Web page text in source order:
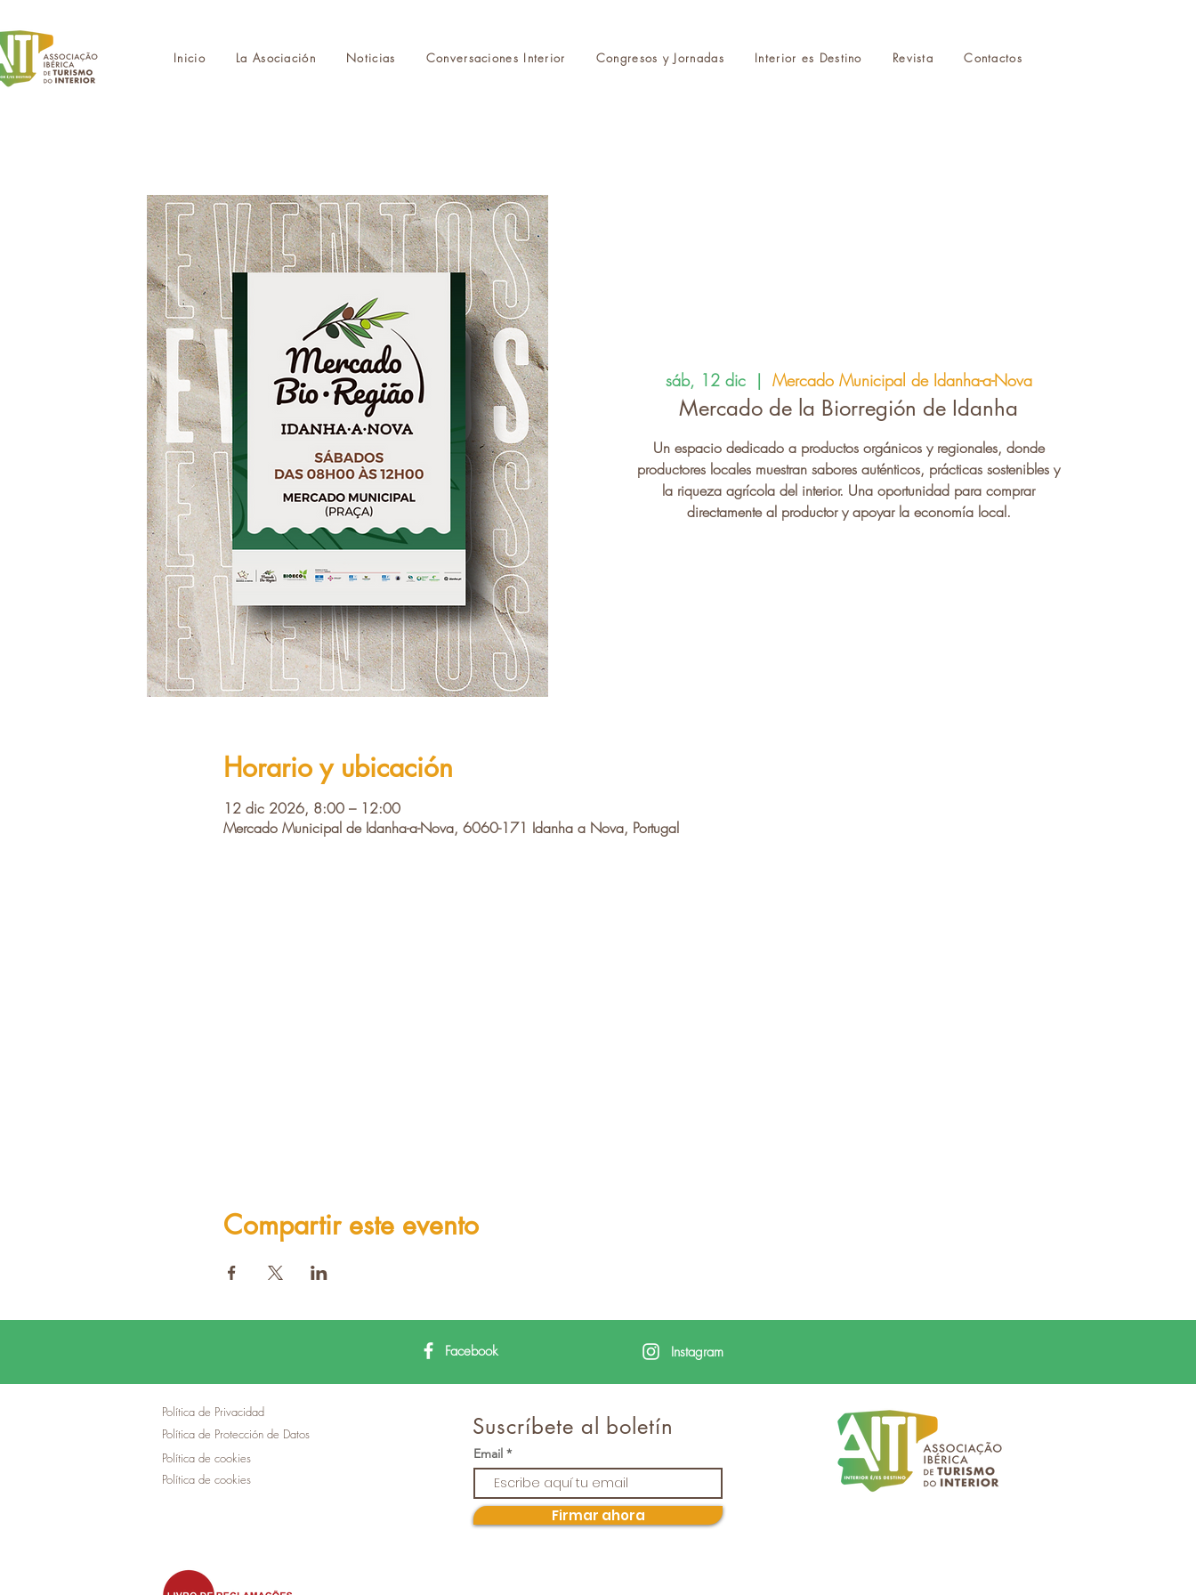
Inicio La Asociación Noticias Conversaciones Interior Congresos y Jornadas Interior es Destino Revista Contactos
sáb, 12 dic
  |
Mercado Municipal de Idanha-a-Nova
Mercado de la Biorregión de Idanha
Un espacio dedicado a productos orgánicos y regionales, donde
productores locales muestran sabores auténticos, prácticas sostenibles y
la riqueza agrícola del interior. Una oportunidad para comprar
directamente al productor y apoyar la economía local.
Horario y ubicación
12 dic 2026, 8:00 – 12:00
Mercado Municipal de Idanha-a-Nova, 6060-171 Idanha a Nova, Portugal
Compartir este evento
Facebook Instagram
Política de Privacidad
Política de Protección de Datos
Política de cookies
Política de cookies
Suscríbete al boletín
Email
Firmar ahora